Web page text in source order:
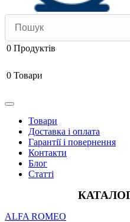
0 Продуктів
0 Товари
Товари
Доставка і оплата
Гарантії і повернення
Контакти
Блог
Статті
ALFA ROMEO